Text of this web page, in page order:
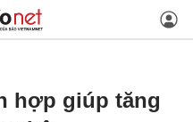
hợp giúp tăng